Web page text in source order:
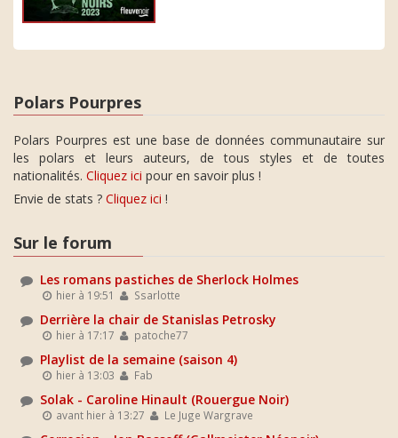
Polars Pourpres
Polars Pourpres est une base de données communautaire sur
les polars et leurs auteurs, de tous styles et de toutes
nationalités. Cliquez ici pour en savoir plus !
Envie de stats ? Cliquez ici !
Sur le forum
Les romans pastiches de Sherlock Holmes
hier à 19:51 Ssarlotte
Derrière la chair de Stanislas Petrosky
hier à 17:17 patoche77
Playlist de la semaine (saison 4)
hier à 13:03 Fab
Solak - Caroline Hinault (Rouergue Noir)
avant hier à 13:27 Le Juge Wargrave